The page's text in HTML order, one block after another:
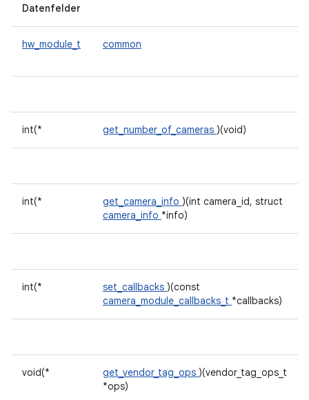
Datenfelder
hw_module_t common
int(* get_number_of_cameras )(void)
int(* get_camera_info )(int camera_id, struct
camera_info *info)
int(* set_callbacks )(const
camera_module_callbacks_t *callbacks)
void(* get_vendor_tag_ops )(vendor_tag_ops_t
*ops)